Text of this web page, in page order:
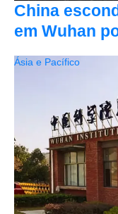
China
em Wuhan
Ásia e Pacífico